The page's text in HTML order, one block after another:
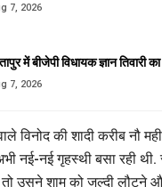
7, 2026
में बीजेपी विधायक ज्ञान तिवारी
7, 2026
विनोद की शादी करीब नौ
नई-नई गृहस्थी बसा रही थी.
उसने शाम को जल्दी लौटने